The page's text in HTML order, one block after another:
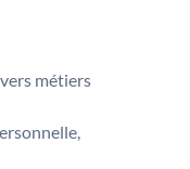
métiers